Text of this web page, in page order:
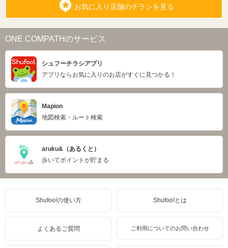
お気に入り店舗のチラシを見る
ONE COMPATHのサービス
シュフーチラシアプリ
アプリならお気に入りのお店がすぐに見つかる！
Mapion
地図検索・ルート検索
aruku&（あるくと）
歩いてポイントが貯まる
Shufoo!の使い方 Shufoo!とは
よくあるご質問 ご利用についてのお問い合わせ